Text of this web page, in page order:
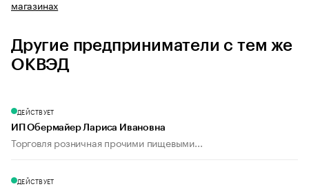
магазинах
Другие предприниматели с тем же
ОКВЭД
ДЕЙСТВУЕТ
ИП Обермайер Лариса Ивановна
Торговля розничная прочими пищевыми...
ДЕЙСТВУЕТ